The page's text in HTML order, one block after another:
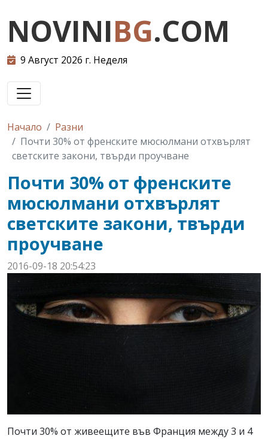
NOVINIBG.COM
9 Август 2026 г. Неделя
Начало
Разни
Почти 30% от френските мюсюлмани отхвърлят
светските закони, твърди проучване
Почти 30% от френските
мюсюлмани отхвърлят
светските закони, твърди
проучване
2016-09-18 20:54:23
Почти 30% от живеещите във Франция между 3 и 4